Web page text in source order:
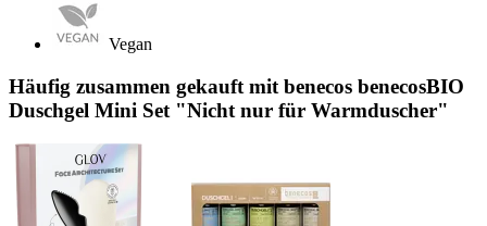
Vegan
Häufig zusammen gekauft mit benecos benecosBIO
Duschgel Mini Set "Nicht nur für Warmduscher"